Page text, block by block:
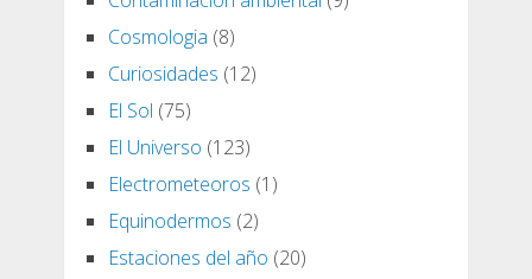
Cosmologia (8)
Curiosidades (12)
El Sol (75)
El Universo (123)
Electrometeoros (1)
Equinodermos (2)
Estaciones del año (20)